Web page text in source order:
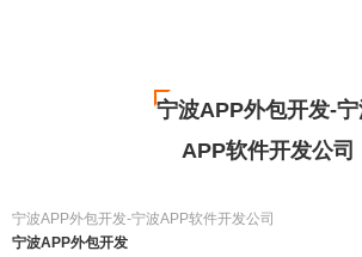
宁波APP外包开发-宁
APP软件开发公司
宁波APP外包开发-宁波APP软件开发公司
宁波APP外包开发